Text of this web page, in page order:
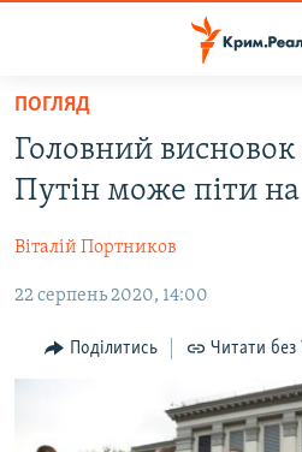
Перейти
основного
матеріалу
Перейти
до
навігації
Перейти
ВІДЕО ТА ФОТО
ПОЛІТИКА
БЛОГИ
ПОГЛЯД
ПОГЛЯД
Головний висновок
Путін може піти
Віталій Портников
22 серпень 2020, 14:00
Поділитись Читати без